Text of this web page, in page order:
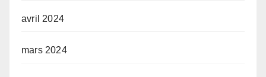
avril 2024
mars 2024